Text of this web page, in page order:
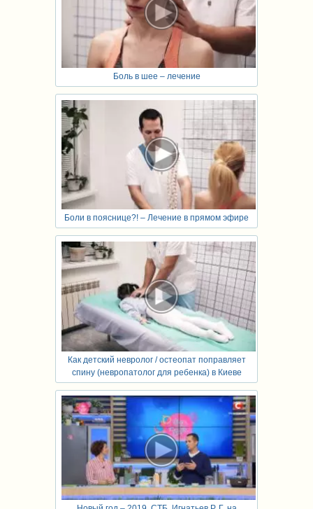
Боль в шее – лечение
Боли в пояснице?! – Лечение в прямом эфире
Как детский невролог / остеопат поправляет
спину (невропатолог для ребенка) в Киеве